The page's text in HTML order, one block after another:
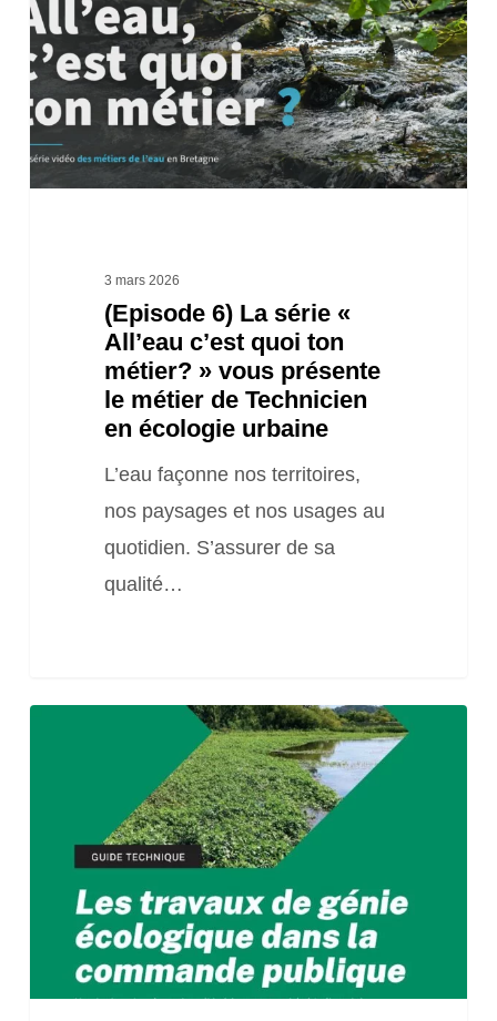
série
«
All’eau
c’est
quoi
présente
3 mars 2026
(Episode 6) La série «
All’eau c’est quoi ton
métier? » vous présente
le métier de Technicien
en écologie urbaine
L’eau façonne nos territoires,
nos paysages et nos usages au
quotidien. S’assurer de sa
qualité…
génie
écologique